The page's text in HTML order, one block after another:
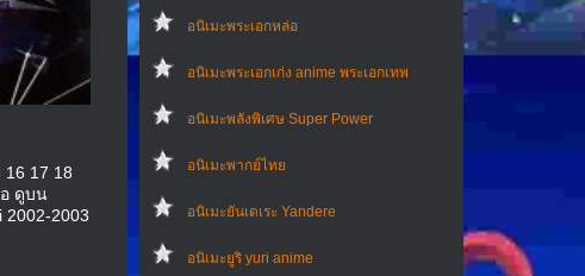
อนิเมะพระเอกหล่อ
อนิเมะพระเอกเก่ง anime พระเอกเทพ
อนิเมะพลังพิเศษ Super Power
อนิเมะพากย์ไทย
อนิเมะยันเดเระ Yandere
อนิเมะยูริ yuri anime
16 17 18
ดูบน
2003